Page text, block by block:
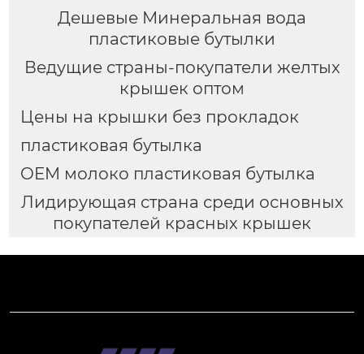
Дешевые Минеральная вода
пластиковые бутылки
Ведущие страны-покупатели желтых
крышек оптом
Цены на крышки без прокладок
пластиковая бутылка
OEM молоко пластиковая бутылка
Лидирующая страна среди основных
покупателей красных крышек